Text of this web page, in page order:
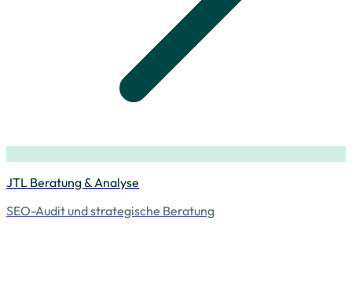
JTL Beratung & Analyse
SEO-Audit und strategische Beratung